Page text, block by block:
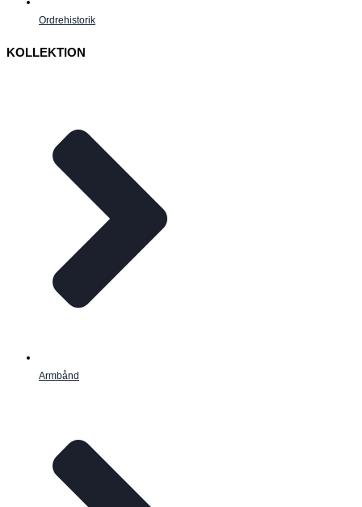
Ordrehistorik
KOLLEKTION
Armbånd